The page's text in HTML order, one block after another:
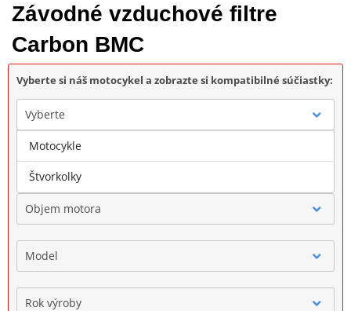
Závodné vzduchové filtre
Carbon BMC
Vyberte si náš motocykel a zobrazte si kompatibilné súčiastky:
Vyberte
Značka
Objem motora
Model
Rok výroby
Motocykle
Štvorkolky